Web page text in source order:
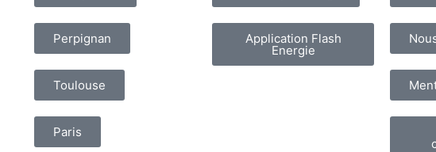
Perpignan
Toulouse
Paris
Application Flash
Energie